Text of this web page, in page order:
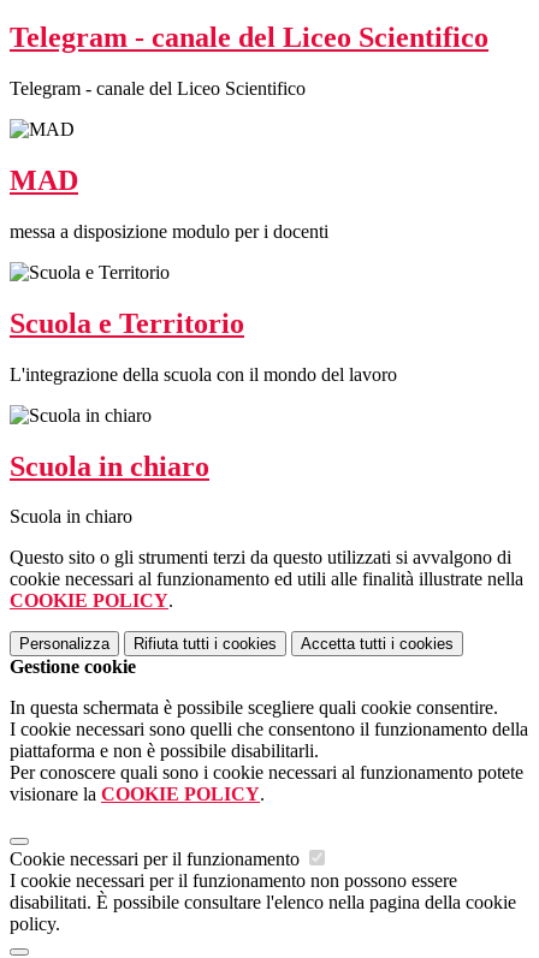
Telegram - canale del Liceo Scientifico
Telegram - canale del Liceo Scientifico
MAD
messa a disposizione modulo per i docenti
Scuola e Territorio
L'integrazione della scuola con il mondo del lavoro
Scuola in chiaro
Scuola in chiaro
Questo sito o gli strumenti terzi da questo utilizzati si avvalgono di
cookie necessari al funzionamento ed utili alle finalità illustrate nella
COOKIE POLICY.
Personalizza Rifiuta tutti i cookies Accetta tutti i cookies
Gestione cookie
In questa schermata è possibile scegliere quali cookie consentire.
I cookie necessari sono quelli che consentono il funzionamento della
piattaforma e non è possibile disabilitarli.
Per conoscere quali sono i cookie necessari al funzionamento potete
visionare la COOKIE POLICY.
Cookie necessari per il funzionamento
I cookie necessari per il funzionamento non possono essere
disabilitati. È possibile consultare l'elenco nella pagina della cookie
policy.